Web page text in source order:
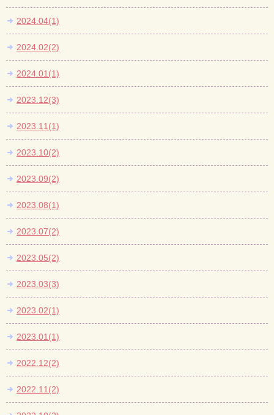
2024.04(1)
2024.02(2)
2024.01(1)
2023.12(3)
2023.11(1)
2023.10(2)
2023.09(2)
2023.08(1)
2023.07(2)
2023.05(2)
2023.03(3)
2023.02(1)
2023.01(1)
2022.12(2)
2022.11(2)